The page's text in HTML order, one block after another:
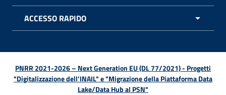
ACCESSO RAPIDO
PNRR 2021-2026 – Next Generation EU (DL 77/2021) - Progetti
"Digitalizzazione dell’INAIL" e "Migrazione della Piattaforma Data
Lake/Data Hub al PSN"